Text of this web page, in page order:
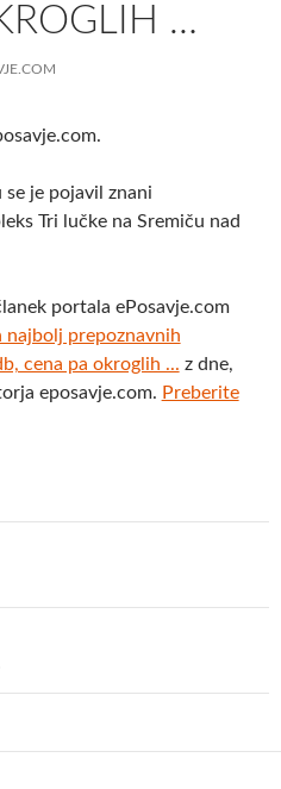
…
je pojavil znani
Tri lučke na Sremiču nad
portala ePosavje.com
najbolj prepoznavnih
cena pa okroglih ... z dne,
eposavje.com. Preberite